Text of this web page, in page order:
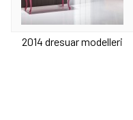
2014 dresuar modelleri